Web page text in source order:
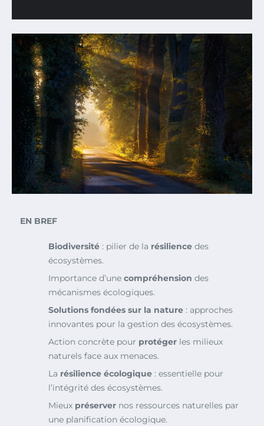
EN BREF
Biodiversité : pilier de la résilience des
écosystèmes.
Importance d’une compréhension des
mécanismes écologiques.
Solutions fondées sur la nature : approches
innovantes pour la gestion des écosystèmes.
Action concrète pour protéger les milieux
naturels face aux menaces.
La résilience écologique : essentielle pour
l’intégrité des écosystèmes.
Mieux préserver nos ressources naturelles par
une planification écologique.